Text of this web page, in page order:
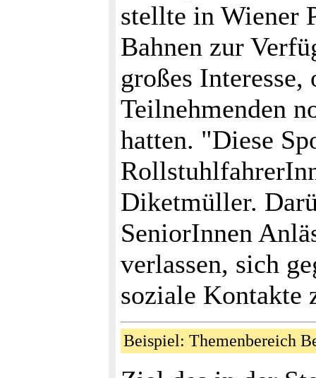
stellte in Wiener
Bahnen zur
großes
Teilnehmenden
hatten. "Diese
Diketmüller.
SeniorInnen
verlassen, sich
soziale Kontakte
Beispiel: Themenbereich